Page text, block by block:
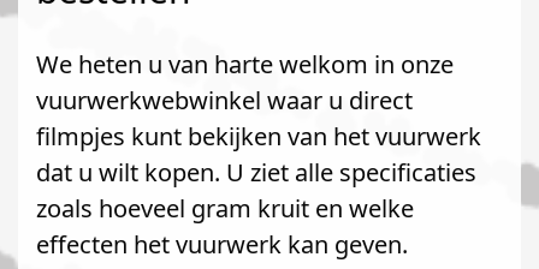
We heten u van harte welkom in onze
vuurwerkwebwinkel waar u direct
filmpjes kunt bekijken van het vuurwerk
dat u wilt kopen. U ziet alle specificaties
zoals hoeveel gram kruit en welke
effecten het vuurwerk kan geven.